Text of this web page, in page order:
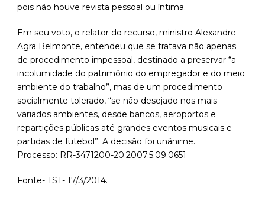
pois não houve revista pessoal ou íntima.
Em seu voto, o relator do recurso, ministro Alexandre
Agra Belmonte, entendeu que se tratava não apenas
de procedimento impessoal, destinado a preservar “a
incolumidade do patrimônio do empregador e do meio
ambiente do trabalho”, mas de um procedimento
socialmente tolerado, “se não desejado nos mais
variados ambientes, desde bancos, aeroportos e
repartições públicas até grandes eventos musicais e
partidas de futebol”. A decisão foi unânime.
Processo: RR-3471200-20.2007.5.09.0651
Fonte- TST- 17/3/2014.